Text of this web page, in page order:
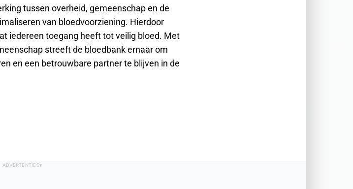
tussen overheid, gemeenschap en de
van bloedvoorziening. Hierdoor
iedereen toegang heeft tot veilig bloed. Met
streeft de bloedbank ernaar om
en een betrouwbare partner te blijven in de